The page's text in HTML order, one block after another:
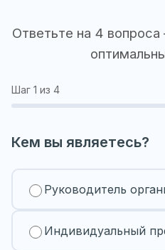
Ответьте на 4
Шаг 1 из 4
Кем вы являетесь?
Руководитель
Индивидуальный